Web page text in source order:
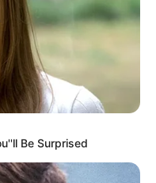
στα Τέμπη
πραγματοποιηθεί
, στο πλαίσιο
για το πολύνεκρο
που στοίχισε τη
Be Surprised